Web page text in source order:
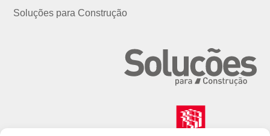
Soluções para Construção